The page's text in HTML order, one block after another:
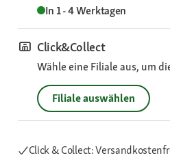
In 1 - 4 Werktagen
Click&Collect
Wähle eine Filiale aus, um
Filiale auswählen
Click & Collect: